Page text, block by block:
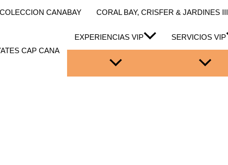
COLECCION CANABAY CORAL BAY, CRISFER & JARDINES III
CAP CANA
EXPERIENCIAS VIP SERVICIOS VIP